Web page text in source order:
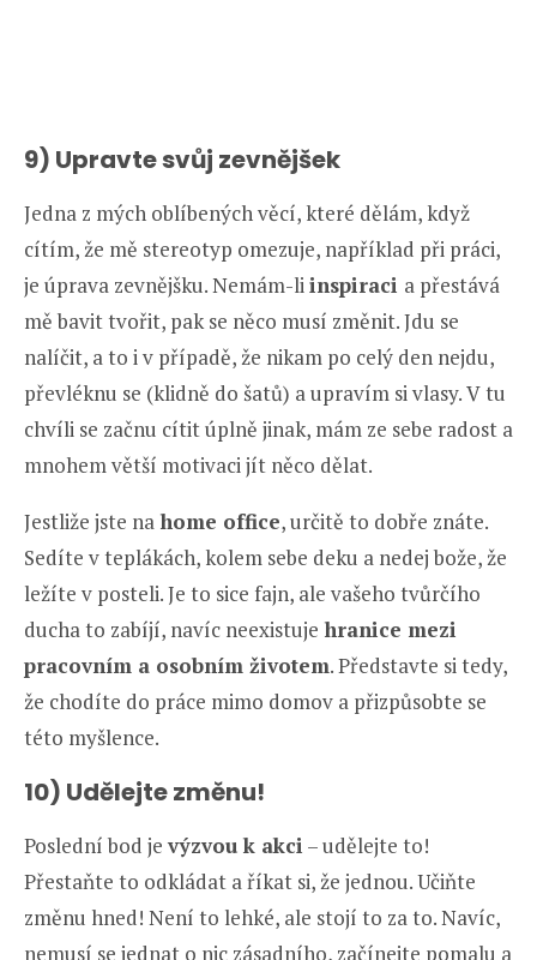
9) Upravte svůj zevnějšek
Jedna z mých oblíbených věcí, které dělám, když
cítím, že mě stereotyp omezuje, například při práci,
je úprava zevnějšku. Nemám-liinspiraci a přestává
mě bavit tvořit, pak se něco musí změnit. Jdu se
nalíčit, a to i v případě, že nikam po celý den nejdu,
převléknu se (klidně do šatů) a upravím si vlasy. V tu
chvíli se začnu cítit úplně jinak, mám ze sebe radost a
mnohem větší motivaci jít něco dělat.
Jestliže jste na home office, určitě to dobře znáte.
Sedíte v teplákách, kolem sebe deku a nedej bože, že
ležíte v posteli. Je to sice fajn, ale vašeho tvůrčího
ducha to zabíjí, navíc neexistuje hranice mezi
pracovním a osobním životem. Představte si tedy,
že chodíte do práce mimo domov a přizpůsobte se
této myšlence.
10) Udělejte změnu!
Poslední bod je výzvou k akci – udělejte to!
Přestaňte to odkládat a říkat si, že jednou. Učiňte
změnu hned! Není to lehké, ale stojí to za to. Navíc,
nemusí se jednat o nic zásadního, začínejte pomalu a